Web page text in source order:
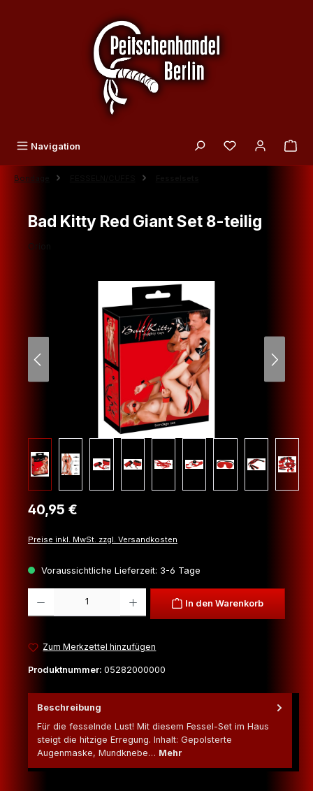
Navigation Du hast 0
Bondage
Bad Kitty Red Giant Set 8-teilig
Orion
Bildergalerie überspringen
Regulärer Preis:
40,95 €
Preise inkl. MwSt. zzgl. Versandkosten
Voraussichtliche Lieferzeit: 3-6 Tage
In den Warenkorb
Zum Merkzettel hinzufügen
Produktnummer: 05282000000
Beschreibung
Für die fesselnde Lust! Mit diesem Fessel-Set im Haus
steigt die hitzige Erregung. Inhalt: Gepolsterte
Augenmaske, Mundknebe… Mehr